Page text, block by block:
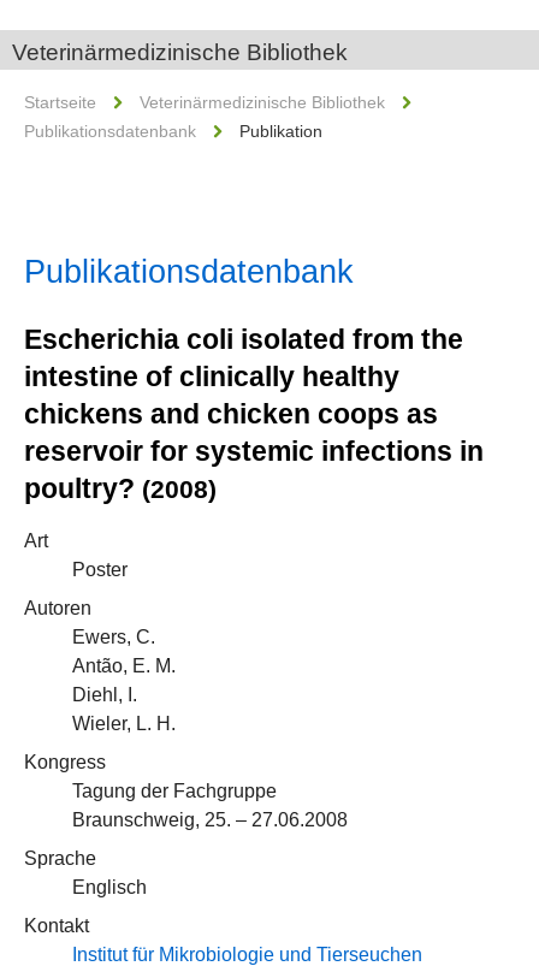
Veterinärmedizinische Bibliothek
Startseite
Veterinärmedizinische Bibliothek
Publikationsdatenbank
Publikation
Publikationsdatenbank
Escherichia coli isolated from the
intestine of clinically healthy
chickens and chicken coops as
reservoir for systemic infections in
poultry? (2008)
Art
Poster
Autoren
Ewers, C.
Antão, E. M.
Diehl, I.
Wieler, L. H.
Kongress
Tagung der Fachgruppe
Braunschweig, 25. – 27.06.2008
Sprache
Englisch
Kontakt
Institut für Mikrobiologie und Tierseuchen